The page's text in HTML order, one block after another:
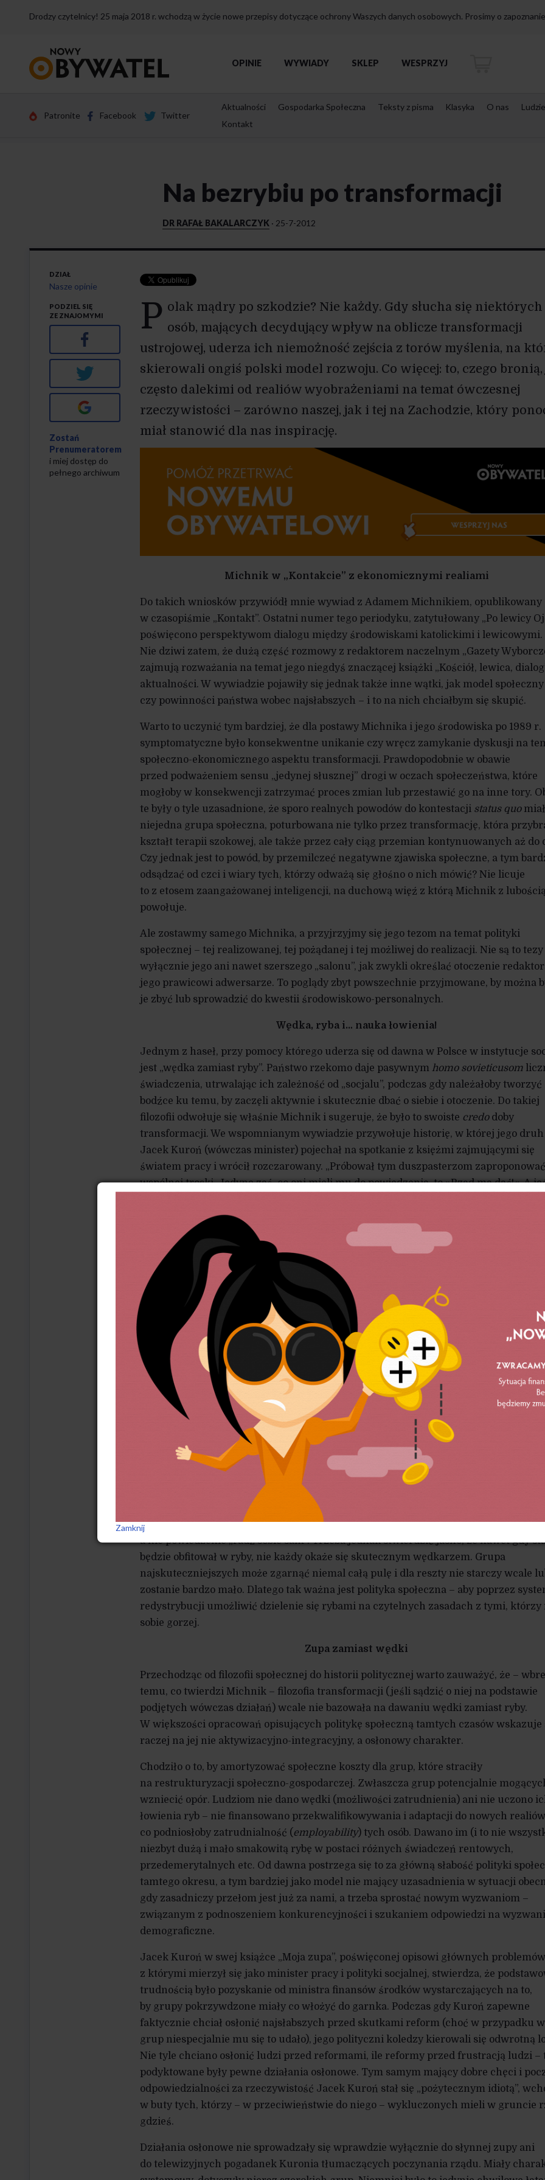
Drodzy czytelnicy! 25 maja 2018 r. wchodzą w życie nowe przepisy dotyczące ochrony Waszych danych osobowych. Prosimy o
strony
OPINIE WYWIADY SKLEP WESPRZYJ
Patronite Facebook Twitter
Aktualności Gospodarka Społeczna Teksty z pisma Klasyka O nas
Ludzie
Kontakt
Na bezrybiu po transformacji
DR RAFAŁ BAKALARCZYK · 25-7-2012
P olak mądry po szkodzie? Nie każdy. Gdy słucha się niektórych
osób, mających decydujący wpływ na oblicze transformacji
ustrojowej, uderza ich niemożność zejścia z torów myślenia, na
skierowali ongiś polski model rozwoju. Co więcej: to, czego bronią,
często dalekimi od realiów wyobrażeniami na temat ówczesnej
rzeczywistości – zarówno naszej, jak i tej na Zachodzie, który
miał stanowić dla nas inspirację.
Michnik w „Kontakcie” z ekonomicznymi realiami
Do takich wniosków przywiódł mnie wywiad z Adamem Michnikiem, opublikowany
w czasopiśmie „Kontakt”. Ostatni numer tego periodyku, zatytułowany „Po lewicy
poświęcono perspektywom dialogu między środowiskami katolickimi i lewicowymi.
Nie dziwi zatem, że dużą część rozmowy z redaktorem naczelnym „Gazety
zajmują rozważania na temat jego niegdyś znaczącej książki „Kościół, lewica,
aktualności. W wywiadzie pojawiły się jednak także inne wątki, jak model społeczny
czy powinności państwa wobec najsłabszych – i to na nich chciałbym się skupić.
Warto to uczynić tym bardziej, że dla postawy Michnika i jego środowiska po 1989 r.
symptomatyczne było konsekwentne unikanie czy wręcz zamykanie dyskusji na
społeczno-ekonomicznego aspektu transformacji. Prawdopodobnie w obawie
przed podważeniem sensu „jedynej słusznej” drogi w oczach społeczeństwa, które
mogłoby w konsekwencji zatrzymać proces zmian lub przestawić go na inne tory.
te były o tyle uzasadnione, że sporo realnych powodów do kontestacji status quo
niejedna grupa społeczna, poturbowana nie tylko przez transformację, która
kształt terapii szokowej, ale także przez cały ciąg przemian kontynuowanych aż do
Czy jednak jest to powód, by przemilczeć negatywne zjawiska społeczne, a tym
odsądzać od czci i wiary tych, którzy odważą się głośno o nich mówić? Nie licuje
to z etosem zaangażowanej inteligencji, na duchową więź z którą Michnik z
powołuje.
Ale zostawmy samego Michnika, a przyjrzyjmy się jego tezom na temat polityki
społecznej – tej realizowanej, tej pożądanej i tej możliwej do realizacji. Nie są to tezy
wyłącznie jego ani nawet szerszego „salonu”, jak zwykli określać otoczenie
jego prawicowi adwersarze. To poglądy zbyt powszechnie przyjmowane, by można
je zbyć lub sprowadzić do kwestii środowiskowo-personalnych.
Wędka, ryba i… nauka łowienia!
Jednym z haseł, przy pomocy którego uderza się od dawna w Polsce w instytucje
jest „wędka zamiast ryby”. Państwo rzekomo daje pasywnym homo sovieticusom
świadczenia, utrwalając ich zależność od „socjalu”, podczas gdy należałoby tworzyć
bodźce ku temu, by zaczęli aktywnie i skutecznie dbać o siebie i otoczenie. Do takiej
filozofii odwołuje się właśnie Michnik i sugeruje, że było to swoiste credodoby
transformacji. We wspomnianym wywiadzie przywołuje historię, w której jego druh
Jacek Kuroń (wówczas minister) pojechał na spotkanie z księżmi zajmującymi się
światem pracy i wrócił rozczarowany. „Próbował tym duszpasterzom
wspólnej troski. Jedyne zaś, co oni mieli mu do powiedzenia, to »Rząd ma dać!«. A
żeby dać ludziom nie rybę, lecz wędkę”.
Ten cytat wymaga szeregu sprostowań, tak na gruncie filozoficznym, jak i na gruncie
faktów historycznych. Po pierwsze, metaforę ryby i wędki można różnie rozumieć.
jest owa wędka? Czy jest to po prostu praca? Jeśli tak, to w Polsce po 1989 r.
coś zgoła odwrotnego niż filozofię wędki – pracy było coraz mniej, wskaźniki
dochodziły nawet do 20%! Jeśli dawanie ludziom wędki miało być po prostu
ich z systemu świadczeń socjalnych na rynek pracy, aby radzili sobie sami, to takie
tendencje można zaobserwować we współczesnej Polsce – świadczenia są coraz
selektywne, a tym samym krąg ich odbiorców się zawęża. Tyle tylko, że samo
ryby trudno utożsamić z faktycznym dawaniem wędki.
Poza tym, na bezrybiu – gdzie w lokalnych społecznościach brakuje miejsc pracy,
a inwestycje nie nadciągają – nie wszyscy mają szanse złowić na tyle dużo, by móc
wyżywić siebie i rodzinę.
Jeśli sięgniemy do źródeł tej metafory, a więc do przywołanego bodajże przez
Franklina indiańskiego przysłowia, to brzmiało ono tak: „Nie dawaj głodnemu ryby,
podaruj mu wędkę i naucz go łowić”. To, co współcześnie w retoryce neoliberalnej
pomijane, to właśnie owa „nauka łowienia” – konsekwentne, systemowe działania
reintegracyjne (w wymiarze zawodowym i społecznym) wobec osób wykluczonych,
a nie powiedzenie „radź sobie sam”. Trzeba jednak stwierdzić jasno, że nawet gdy
będzie obfitował w ryby, nie każdy okaże się skutecznym wędkarzem. Grupa
najskuteczniejszych może zgarnąć niemal całą pulę i dla reszty nie starczy wcale
zostanie bardzo mało. Dlatego tak ważna jest polityka społeczna – aby poprzez
redystrybucji umożliwić dzielenie się rybami na czytelnych zasadach z tymi, którzy
sobie gorzej.
Zupa zamiast wędki
Przechodząc od filozofii społecznej do historii politycznej warto zauważyć, że –
temu, co twierdzi Michnik – filozofia transformacji (jeśli sądzić o niej na podstawie
podjętych wówczas działań) wcale nie bazowała na dawaniu wędki zamiast ryby.
W większości opracowań opisujących politykę społeczną tamtych czasów wskazuje
raczej na jej nie aktywizacyjno-integracyjny, a osłonowy charakter.
Chodziło o to, by amortyzować społeczne koszty dla grup, które straciły
na restrukturyzacji społeczno-gospodarczej. Zwłaszcza grup potencjalnie
wzniecić opór. Ludziom nie dano wędki (możliwości zatrudnienia) ani nie uczono
łowienia ryb – nie finansowano przekwalifikowywania i adaptacji do nowych
co podniosłoby zatrudnialność ( employability) tych osób. Dawano im (i to nie
niezbyt dużą i mało smakowitą rybę w postaci różnych świadczeń rentowych,
przedemerytalnych etc. Od dawna postrzega się to za główną słabość polityki
tamtego okresu, a tym bardziej jako model nie mający uzasadnienia w sytuacji
gdy zasadniczy przełom jest już za nami, a trzeba sprostać nowym wyzwaniom –
związanym z podnoszeniem konkurencyjności i szukaniem odpowiedzi na
demograficzne.
Jacek Kuroń w swej książce „Moja zupa”, poświęconej opisowi głównych
z którymi mierzył się jako minister pracy i polityki socjalnej, stwierdza, że
trudnością było pozyskanie od ministra finansów środków wystarczających na to,
by grupy pokrzywdzone miały co włożyć do garnka. Podczas gdy Kuroń zapewne
faktycznie chciał osłonić najsłabszych przed skutkami reform (choć w przypadku
grup niespecjalnie mu się to udało), jego polityczni koledzy kierowali się odwrotną
Nie tyle chciano osłonić ludzi przed reformami, ile reformy przed frustracją ludzi –
podyktowane były pewne działania osłonowe. Tym samym mający dobre chęci i
odpowiedzialności za rzeczywistość Jacek Kuroń stał się „pożytecznym idiotą”,
w buty tych, którzy – w przeciwieństwie do niego – wykluczonych mieli w gruncie
gdzieś.
Działania osłonowe nie sprowadzały się wprawdzie wyłącznie do słynnej zupy ani
do telewizyjnych pogadanek Kuronia tłumaczących poczynania rządu. Miały
DZIAŁ
Nasze opinie
PODZIEL SIĘ
ZE ZNAJOMYMI
Facebook
Twitter
Zostań
Prenumeratorem
i miej dostęp do
pełnego archiwum
Zamknij